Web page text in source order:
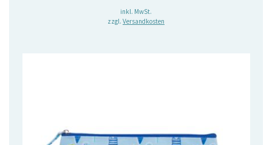
Preis
war:
inkl. MwSt.
zzgl. Versandkosten